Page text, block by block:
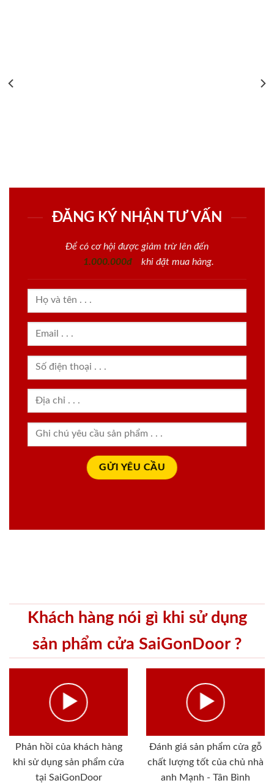
ĐĂNG KÝ NHẬN TƯ VẤN
Để có cơ hội được giảm trừ lên đến
1.000.000đ
khi đặt mua hàng.
Khách hàng nói gì khi sử dụng
sản phẩm cửa SaiGonDoor ?
Phản hồi của khách hàng
khi sử dụng sản phẩm cửa
tại SaiGonDoor
Đánh giá sản phẩm cửa gỗ
chất lượng tốt của chủ nhà
anh Mạnh - Tân Bình